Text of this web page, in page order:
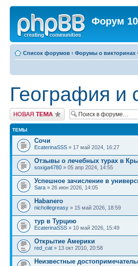
Форум
Список форумов ‹ Форумы о викторинах ‹
География и
Новая тема
ТЕМЫ
Сочи
EcaterinaSSS » 17 май 2024, 16:27
Отзывы о лечебных турах в
soxiga4780 » 05 апр 2024, 14:55
Успешное зачисление в
Sara » 26 июн 2026, 14:05
Habanero
nichollegreasy » 15 май 2026, 18:59
тур в Турцию
EcaterinaSSS » 10 май 2026, 15:49
Открытие Америки
red_cat » 13 окт 2010, 20:58
Неизвестные